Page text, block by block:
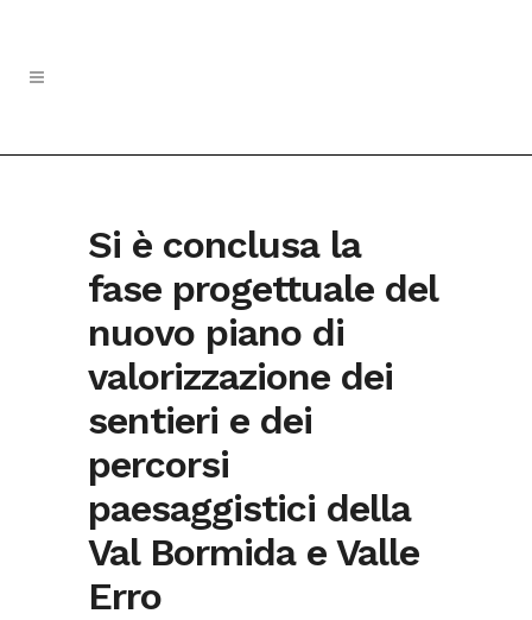
Si è conclusa la
fase progettuale del
nuovo piano di
valorizzazione dei
sentieri e dei
percorsi
paesaggistici della
Val Bormida e Valle
Erro